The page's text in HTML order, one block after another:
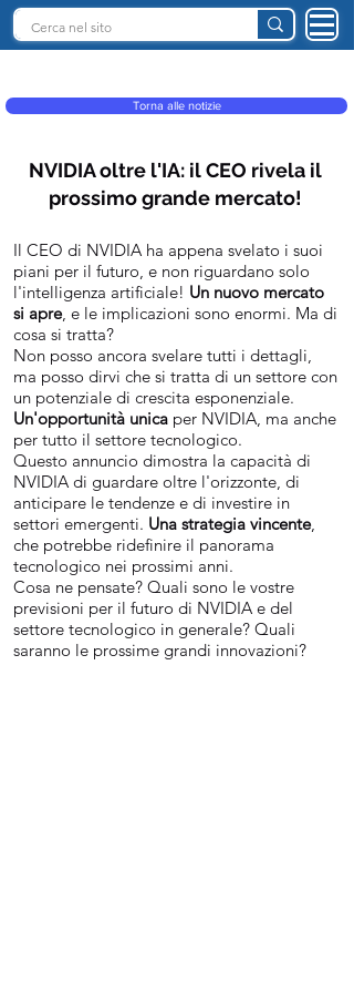
Torna alle notizie
NVIDIA oltre l'IA: il CEO rivela il
prossimo grande mercato!
Il CEO di NVIDIA ha appena svelato i suoi
piani per il futuro, e non riguardano solo
l'intelligenza artificiale! Un nuovo mercato
si apre, e le implicazioni sono enormi. Ma di
cosa si tratta?
Non posso ancora svelare tutti i dettagli,
ma posso dirvi che si tratta di un settore con
un potenziale di crescita esponenziale.
Un'opportunità unica per NVIDIA, ma anche
per tutto il settore tecnologico.
Questo annuncio dimostra la capacità di
NVIDIA di guardare oltre l'orizzonte, di
anticipare le tendenze e di investire in
settori emergenti. Una strategia vincente,
che potrebbe ridefinire il panorama
tecnologico nei prossimi anni.
Cosa ne pensate? Quali sono le vostre
previsioni per il futuro di NVIDIA e del
settore tecnologico in generale? Quali
saranno le prossime grandi innovazioni?